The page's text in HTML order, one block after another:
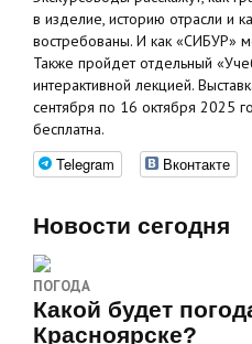
в изделие, историю отрасли и
востребованы. И как «СИБУР»
Также пройдет отдельный
интерактивной лекцией.
сентября по 16 октября 2025
бесплатна.
Telegram Вконтакте
Новости сегодня
ПОГОДА
Какой будет
Красноярске?